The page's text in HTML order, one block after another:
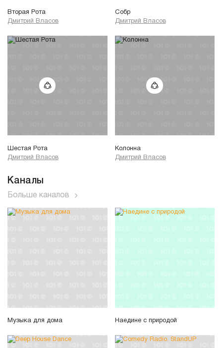
Вторая Рота
Дмитрий Власов
Собр
Дмитрий Власов
Шестая Рота
Дмитрий Власов
Колонна
Дмитрий Власов
Каналы
Больше каналов
Музыка для дома Наедине с природой